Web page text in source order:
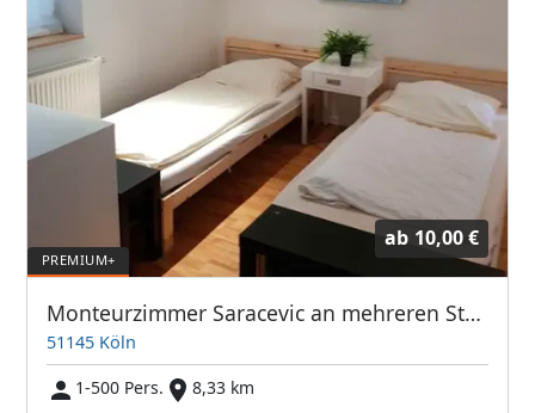
ab 10,00 €
Monteurzimmer Saracevic an mehreren Standorten
51145 Köln
1-500 Pers.
8,33 km